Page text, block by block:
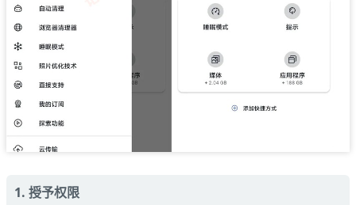
1. 授予权限